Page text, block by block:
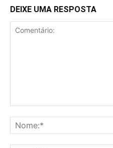
DEIXE UMA RESPOSTA